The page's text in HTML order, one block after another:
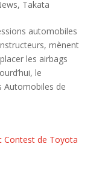
, Takata
automobiles
mènent
les airbags
le
Automobiles de